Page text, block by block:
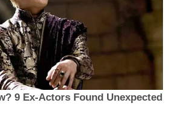
9 Ex-Actors Found Unexpected